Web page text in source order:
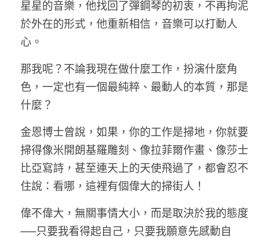
星星的音樂，他找回了彈鋼琴的初衷，不再拘泥
於外在的形式，他重新相信，音樂可以打動人
心。
那我呢？不論我現在做什麼工作，扮演什麼角
色，一定也有一個最純粹、最動人的本質，那是
什麼？
金恩博士曾說，如果，你的工作是掃地，你就要
掃得像米開朗基羅雕刻、像拉菲爾作畫、像莎士
比亞寫詩，甚至連天上的天使飛過了，都會忍不
住說：看哪，這裡有個偉大的掃街人！
偉不偉大，無關事情大小，而是取決於我的態度
──只要我看得起自己，只要我願意先感動自